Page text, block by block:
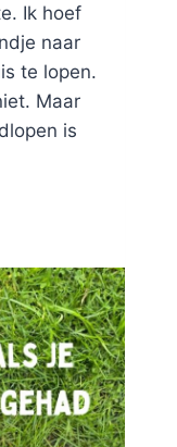
Ik hoef
naar
te lopen.
Maar
is